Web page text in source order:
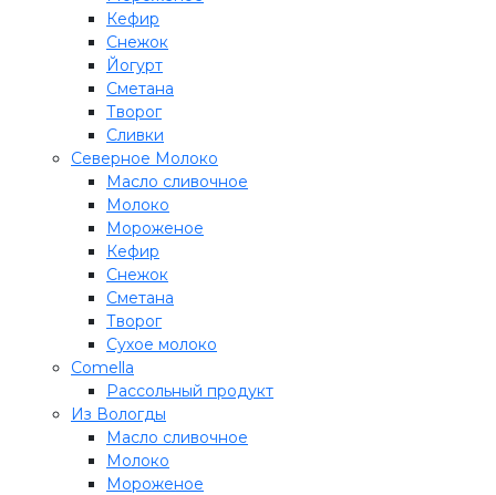
Кефир
Снежок
Йогурт
Сметана
Творог
Сливки
Северное Молоко
Масло сливочное
Молоко
Мороженое
Кефир
Снежок
Сметана
Творог
Сухое молоко
Comеlla
Рассольный продукт
Из Вологды
Масло сливочное
Молоко
Мороженое